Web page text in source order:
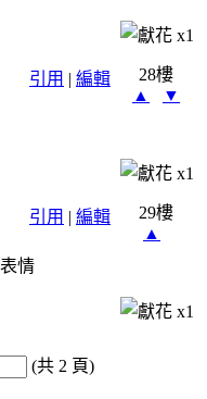
x1
引用 | 編輯
28樓
▲
▼
x1
引用 | 編輯
29樓
▲
x1
(共 2 頁)